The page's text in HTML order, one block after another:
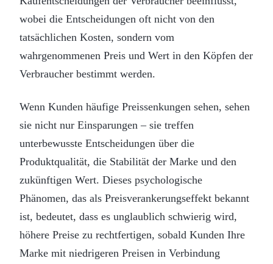
wobei die Entscheidungen oft nicht von den
tatsächlichen Kosten, sondern vom
wahrgenommenen Preis und Wert in den Köpfen der
Verbraucher bestimmt werden.
Wenn Kunden häufige Preissenkungen sehen, sehen
sie nicht nur Einsparungen – sie treffen
unterbewusste Entscheidungen über die
Produktqualität, die Stabilität der Marke und den
zukünftigen Wert. Dieses psychologische
Phänomen, das als Preisverankerungseffekt bekannt
ist, bedeutet, dass es unglaublich schwierig wird,
höhere Preise zu rechtfertigen, sobald Kunden Ihre
Marke mit niedrigeren Preisen in Verbindung